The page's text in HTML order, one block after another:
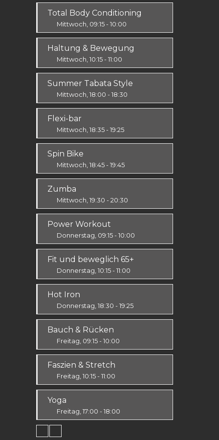
Ausdauer & Kraft
Alle
Total Body Conditioning
Mittwoch, 09:15 - 10:00
Fit & Vital
Alle
Haltung & Bewegung
Mittwoch, 10:15 - 11:00
Fit & Vital
Prävention
Summer Tabata Style
Mittwoch, 18:00 - 18:30
Fit & Vital
Mittel / Fortgeschritten
Flexi-bar
Mittwoch, 18:35 - 19:25
Ausdauer & Kraft
Alle
Spin Bike
Mittwoch, 18:45 - 19:45
Alle
Zumba
Mittwoch, 19:30 - 20:30
Ausdauer & Kraft
Alle
Power Workout
Donnerstag, 09:15 - 10:00
Fit & Vital
Mittelstufe
Fit und beweglich 65+
Donnerstag, 10:15 - 11:00
Fit & Vital
Alle
Hot Iron
Donnerstag, 18:30 - 19:25
Ausdauer & Kraft
Mittelstufe
Bauch & Rücken
Freitag, 09:15 - 10:00
Fit & Vital
Alle
Faszien & Stretch
Freitag, 10:15 - 11:00
Fit & Vital
Alle
Yoga
Freitag, 17:00 - 18:00
Körper & Geist
Alle